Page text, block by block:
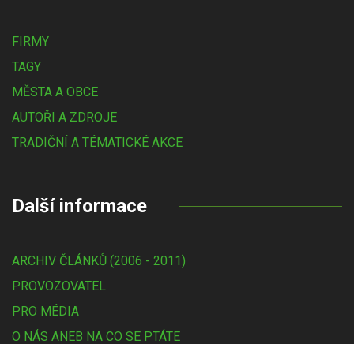
FIRMY
TAGY
MĚSTA A OBCE
AUTOŘI A ZDROJE
TRADIČNÍ A TÉMATICKÉ AKCE
Další informace
ARCHIV ČLÁNKŮ (2006 - 2011)
PROVOZOVATEL
PRO MÉDIA
O NÁS ANEB NA CO SE PTÁTE